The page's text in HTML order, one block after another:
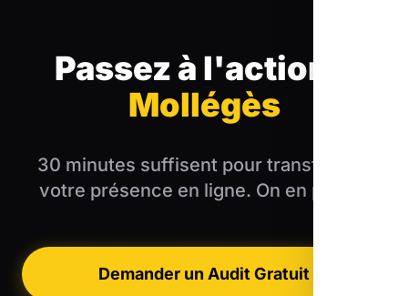
Passez à l'action
Mollégès
30 minutes suffisent pour transformer
votre présence en ligne. On en parle ?
Demander un Audit Gratuit